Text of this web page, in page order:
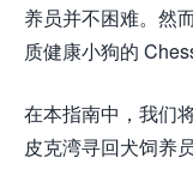
养员并不困难。然
质健康小狗的
在本指南中，我们
皮克湾寻回犬饲养员